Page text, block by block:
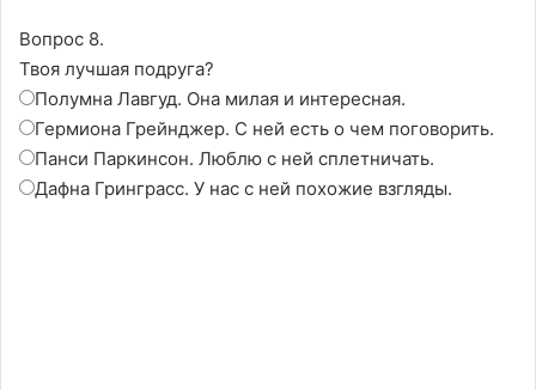
Вопрос 8.
Твоя лучшая подруга?
Полумна Лавгуд. Она милая и интересная.
Гермиона Грейнджер. С ней есть о чем поговорить.
Панси Паркинсон. Люблю с ней сплетничать.
Дафна Гринграсс. У нас с ней похожие взгляды.